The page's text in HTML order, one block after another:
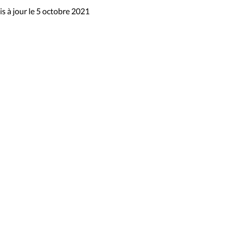
à jour le 5 octobre 2021